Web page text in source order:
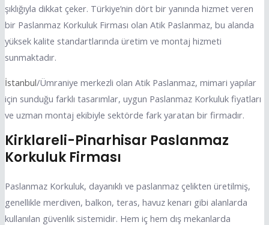
şıklığıyla dikkat çeker. Türkiye’nin dört bir yanında hizmet veren
bir Paslanmaz Korkuluk Firması olan Atik Paslanmaz, bu alanda
yüksek kalite standartlarında üretim ve montaj hizmeti
sunmaktadır.
İstanbul/Ümraniye merkezli olan Atik Paslanmaz, mimari yapılar
için sunduğu farklı tasarımlar, uygun Paslanmaz Korkuluk fiyatları
ve uzman montaj ekibiyle sektörde fark yaratan bir firmadır.
Kirklareli-Pinarhisar Paslanmaz
Korkuluk Firması
Paslanmaz Korkuluk, dayanıklı ve paslanmaz çelikten üretilmiş,
genellikle merdiven, balkon, teras, havuz kenarı gibi alanlarda
kullanılan güvenlik sistemidir. Hem iç hem dış mekanlarda